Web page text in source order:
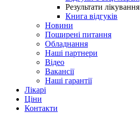
Результати лікування
Книга відгуків
Новини
Поширені питання
Обладнання
Наші партнери
Відео
Вакансії
Наші гарантії
Лікарі
Ціни
Контакти